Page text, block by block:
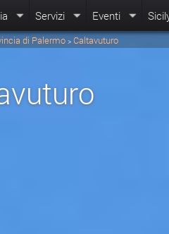
Servizi Eventi
di Palermo > Caltavuturo